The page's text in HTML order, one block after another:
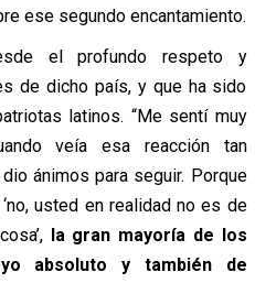
ese segundo encantamiento.
el profundo respeto y
de dicho país, y que ha sido
latinos. “Me sentí muy
veía esa reacción tan
ánimos para seguir. Porque
usted en realidad no es de
la gran mayoría de los
absoluto y también de